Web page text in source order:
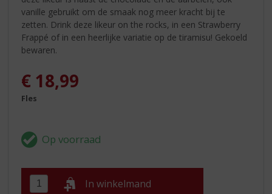
vanille gebruikt om de smaak nog meer kracht bij te
zetten. Drink deze likeur on the rocks, in een Strawberry
Frappé of in een heerlijke variatie op de tiramisu! Gekoeld
bewaren.
€ 18,99
Fles
In winkelmand